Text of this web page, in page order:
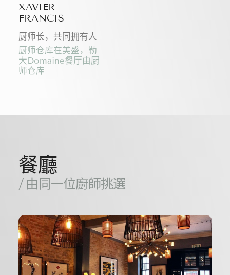
XAVIER
FRANCIS
厨师长，共同拥有人
厨师仓库在美盛，勒
大Domaine餐厅由厨
师仓库
餐廳
/ 由同一位廚師挑選